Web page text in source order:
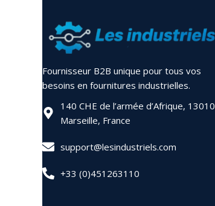
Fournisseur B2B unique pour tous vos
besoins en fournitures industrielles.
140 CHE de l’armée d’Afrique, 13010
Marseille, France
support@lesindustriels.com
+33 (0)451263110